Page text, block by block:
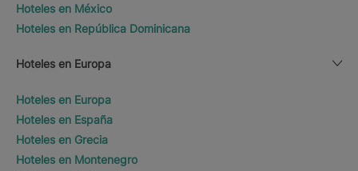
Hoteles en México
Hoteles en República Dominicana
Hoteles en Europa
Hoteles en Europa
Hoteles en España
Hoteles en Grecia
Hoteles en Montenegro